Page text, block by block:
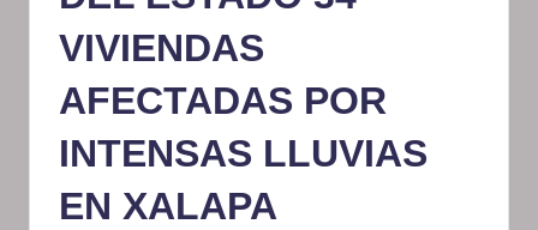
VIVIENDAS
AFECTADAS POR
INTENSAS LLUVIAS
EN XALAPA